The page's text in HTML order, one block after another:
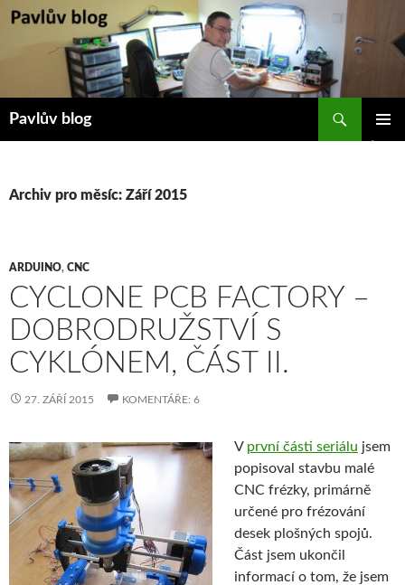
Přejít
Pavlův blog
Archiv pro měsíc: Září 2015
ARDUINO, CNC
CYCLONE PCB FACTORY –
DOBRODRUŽSTVÍ S
CYKLÓNEM, ČÁST II.
27. ZÁŘÍ 2015 KOMENTÁŘE: 6
V první části seriálu jsem
popisoval stavbu malé
CNC frézky, primárně
určené pro frézování
desek plošných spojů.
Část jsem ukončil
informací o tom, že jsem